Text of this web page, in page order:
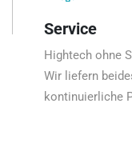
Service
Hightech ohne
Wir liefern
kontinuierliche